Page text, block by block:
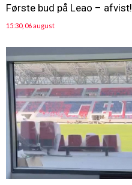
Første bud på Leao – afvist!
15:30, 06 august